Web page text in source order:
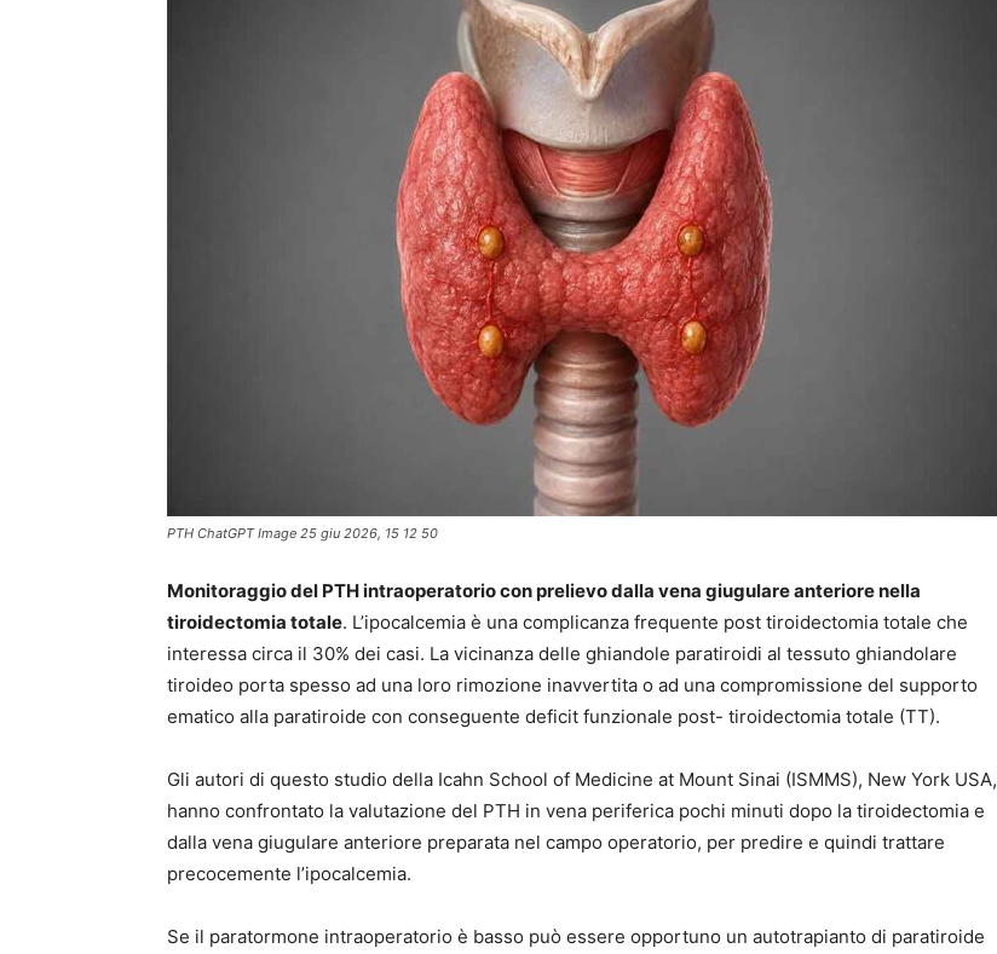
PTH ChatGPT Image 25 giu 2026, 15 12 50
Monitoraggio del PTH intraoperatorio con prelievo dalla vena giugulare anteriore nella
tiroidectomia totale. L’ipocalcemia è una complicanza frequente post tiroidectomia totale che
interessa circa il 30% dei casi. La vicinanza delle ghiandole paratiroidi al tessuto ghiandolare
tiroideo porta spesso ad una loro rimozione inavvertita o ad una compromissione del supporto
ematico alla paratiroide con conseguente deficit funzionale post- tiroidectomia totale (TT).
Gli autori di questo studio della Icahn School of Medicine at Mount Sinai (ISMMS), New York USA,
hanno confrontato la valutazione del PTH in vena periferica pochi minuti dopo la tiroidectomia e
dalla vena giugulare anteriore preparata nel campo operatorio, per predire e quindi trattare
precocemente l’ipocalcemia.
Se il paratormone intraoperatorio è basso può essere opportuno un autotrapianto di paratiroide